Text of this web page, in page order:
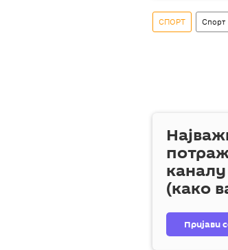
СПОРТ Спорт
(како
Пријави